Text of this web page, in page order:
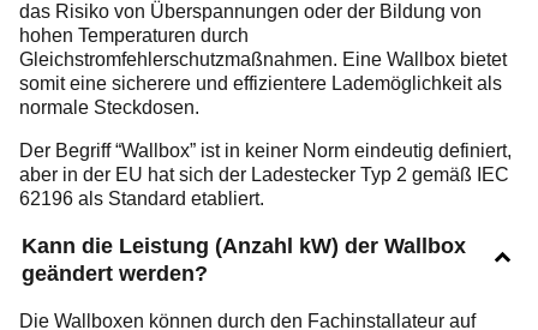
das Risiko von Überspannungen oder der Bildung von
hohen Temperaturen durch
Gleichstromfehlerschutzmaßnahmen. Eine Wallbox bietet
somit eine sicherere und effizientere Lademöglichkeit als
normale Steckdosen.
Der Begriff “Wallbox” ist in keiner Norm eindeutig definiert,
aber in der EU hat sich der Ladestecker Typ 2 gemäß IEC
62196 als Standard etabliert.
Kann die Leistung (Anzahl kW) der Wallbox
geändert werden?
Die Wallboxen können durch den Fachinstallateur auf